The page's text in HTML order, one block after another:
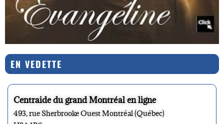
EN VEDETTE
Centraide du grand Montréal en ligne
493, rue Sherbrooke Ouest Montréal (Québec)